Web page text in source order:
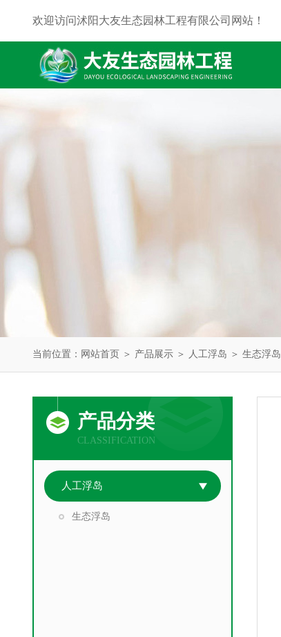
欢迎访问沭阳大友生态园林工程有限公司网站！
当前位置： 网站首页 ＞ 产品展示 ＞ 人工浮岛 ＞ 生态浮岛
产品分类
CLASSIFICATION
人工浮岛
生态浮岛